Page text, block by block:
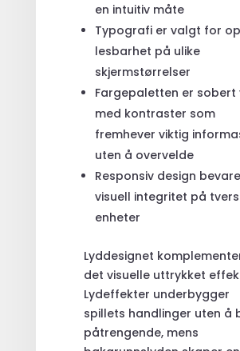
en intuitiv måte
Typografi er valgt for
lesbarhet på ulike
skjermstørrelser
Fargepaletten er sobert
med kontraster som
fremhever viktig
uten å overvelde
Responsiv design
visuell integritet på
enheter
Lyddesignet
det visuelle uttrykket
Lydeffekter underbygger
spillets handlinger uten å
påtrengende, mens